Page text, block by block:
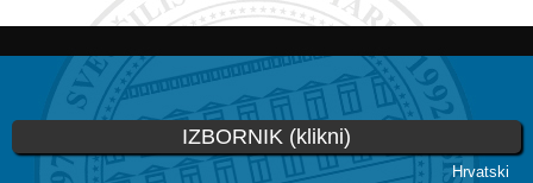
Skip to
content
Hrvatski
IZBORNIK (klikni)